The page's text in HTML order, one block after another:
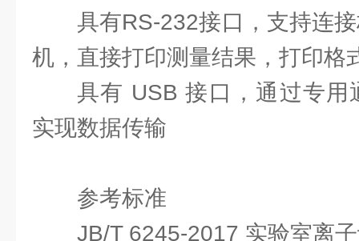
具有RS-232接口，支持连
机，直接打印测量结果，打印格
具有 USB 接口，通过专用
实现数据传输
参考标准
JB/T 6245-2017 实验室离